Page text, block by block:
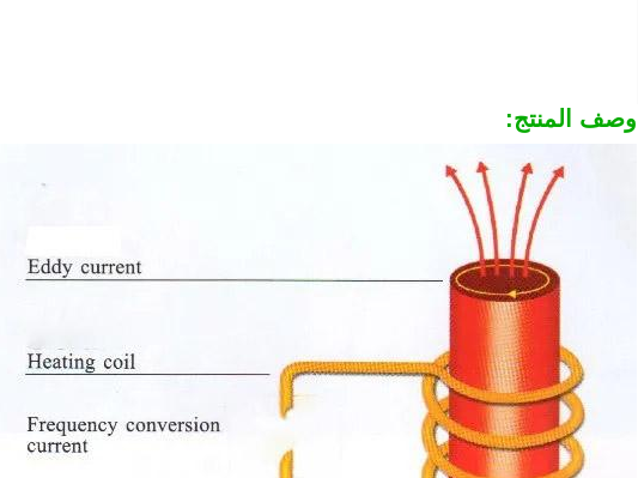
وصف المنتج: